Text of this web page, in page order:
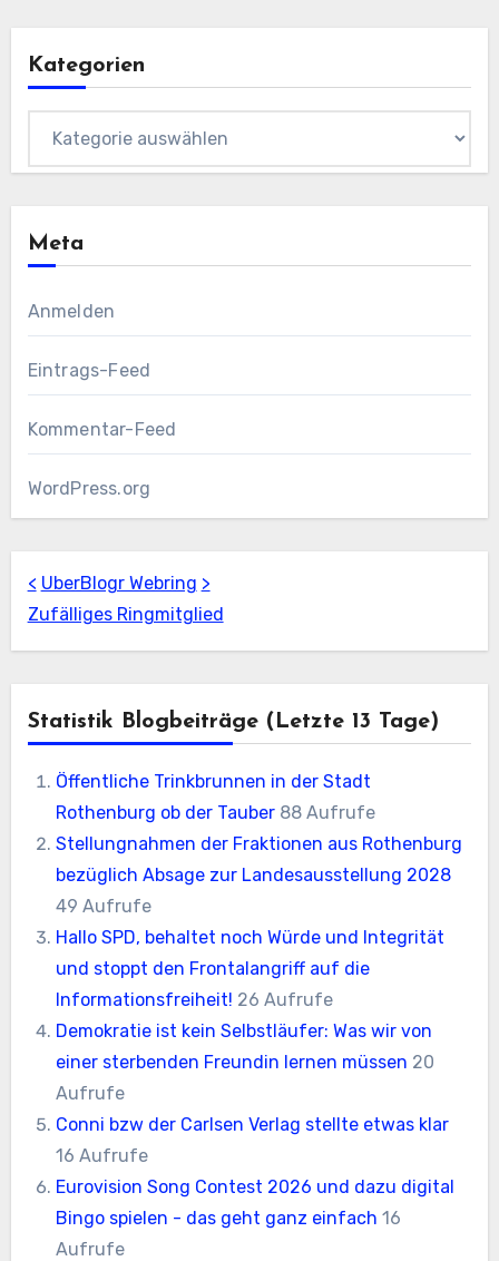
Kategorien
Meta
Anmelden
Eintrags-Feed
Kommentar-Feed
WordPress.org
< UberBlogr Webring >
Zufälliges Ringmitglied
Statistik Blogbeiträge (letzte 13 Tage)
Öffentliche Trinkbrunnen in der Stadt
Rothenburg ob der Tauber 88 Aufrufe
Stellungnahmen der Fraktionen aus Rothenburg
bezüglich Absage zur Landesausstellung 2028
49 Aufrufe
Hallo SPD, behaltet noch Würde und Integrität
und stoppt den Frontalangriff auf die
Informationsfreiheit! 26 Aufrufe
Demokratie ist kein Selbstläufer: Was wir von
einer sterbenden Freundin lernen müssen 20
Aufrufe
Conni bzw der Carlsen Verlag stellte etwas klar
16 Aufrufe
Eurovision Song Contest 2026 und dazu digital
Bingo spielen - das geht ganz einfach 16
Aufrufe